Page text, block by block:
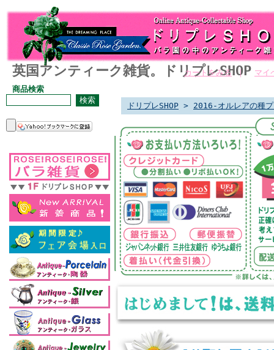
英国アンティーク雑貨。ドリプレSHOP
カートをみる｜ マイ
商品検索
ドリプレSHOP > 2016-オルレアの種